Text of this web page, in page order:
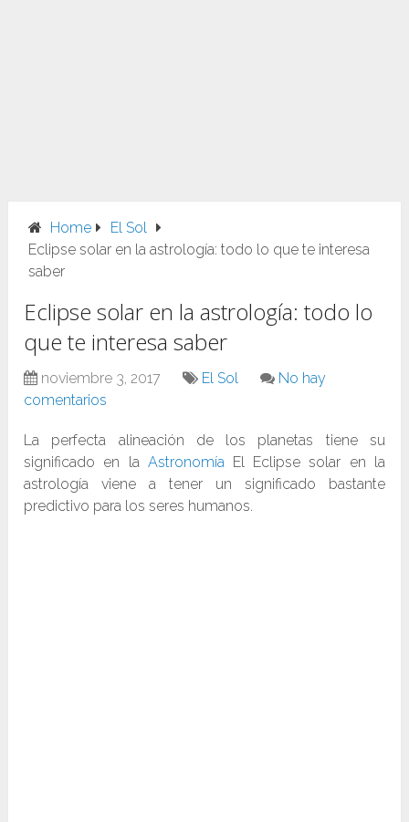
Home
El Sol
Eclipse solar en la astrología: todo lo que te interesa
saber
Eclipse solar en la astrología: todo lo
que te interesa saber
noviembre 3, 2017 El Sol
No hay
comentarios
La perfecta alineación de los planetas tiene su
significado en la AstronomíaEl Eclipse solar en la
astrología viene a tener un significado bastante
predictivo para los seres humanos.